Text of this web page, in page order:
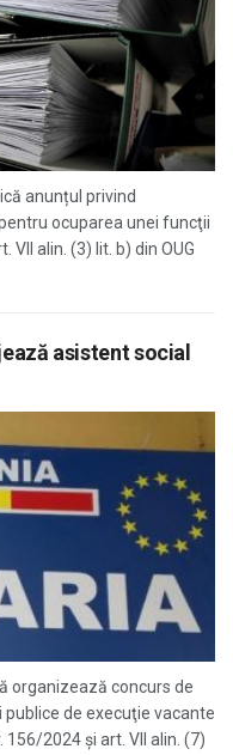
anunțul privind
ocuparea unei funcţii
alin. (3) lit. b) din OUG
asistent social
organizează concurs de
de execuţie vacante
156/2024 și art. VII alin. (7)